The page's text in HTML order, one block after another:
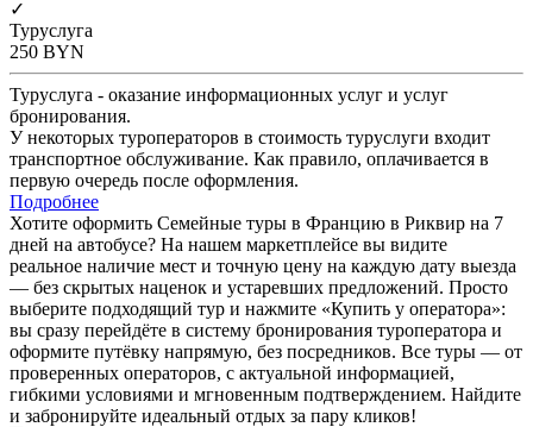
✓
Туруслуга
250 BYN
Туруслуга - оказание информационных услуг и услуг
бронирования.
У некоторых туроператоров в стоимость туруслуги входит
транспортное обслуживание. Как правило, оплачивается в
первую очередь после оформления.
Подробнее
Хотите оформить Семейные туры в Францию в Риквир на 7
дней на автобусе? На нашем маркетплейсе вы видите
реальное наличие мест и точную цену на каждую дату выезда
— без скрытых наценок и устаревших предложений. Просто
выберите подходящий тур и нажмите «Купить у оператора»:
вы сразу перейдёте в систему бронирования туроператора и
оформите путёвку напрямую, без посредников. Все туры — от
проверенных операторов, с актуальной информацией,
гибкими условиями и мгновенным подтверждением. Найдите
и забронируйте идеальный отдых за пару кликов!